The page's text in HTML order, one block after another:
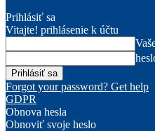
Prihlásiť sa
Vitajte! prihlásenie k účtu
Forgot your password? Get help
GDPR
Obnova hesla
Obnoviť svoje heslo